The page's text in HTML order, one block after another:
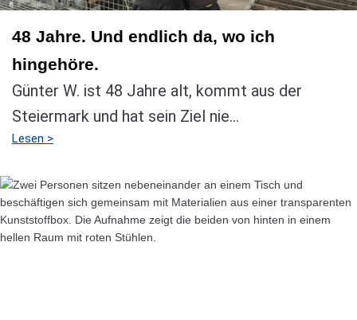
48 Jahre. Und endlich da, wo ich
hingehöre.
Günter W. ist 48 Jahre alt, kommt aus der
Steiermark und hat sein Ziel nie...
Lesen >